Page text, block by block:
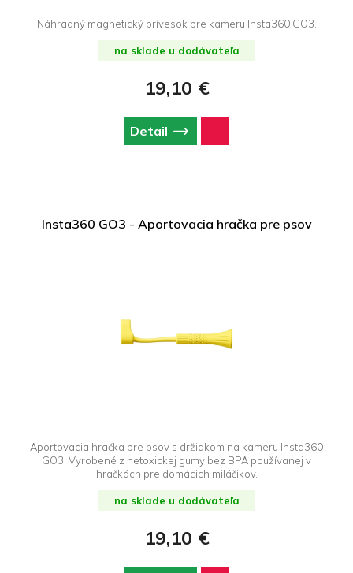
Náhradný magnetický prívesok pre kameru Insta360 GO3.
na sklade u dodávateľa
19,10 €
Detail
Insta360 GO3 - Aportovacia hračka pre psov
Aportovacia hračka pre psov s držiakom na kameru Insta360
GO3. Vyrobené z netoxickej gumy bez BPA používanej v
hračkách pre domácich miláčikov.
na sklade u dodávateľa
19,10 €